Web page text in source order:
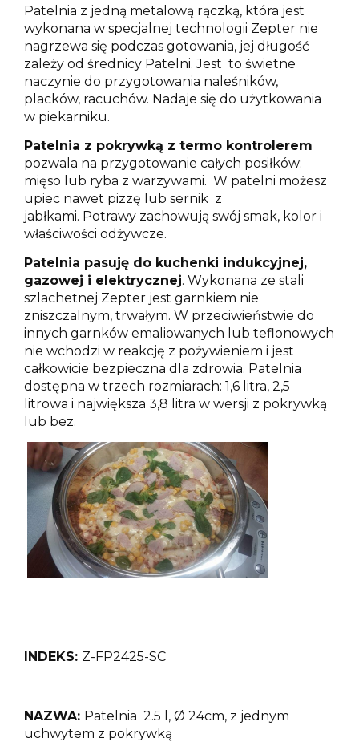
Patelnia z jedną metalową rączką, która jest
wykonana w specjalnej technologii Zepter nie
nagrzewa się podczas gotowania, jej długość
zależy od średnicy Patelni. Jest to świetne
naczynie do przygotowania naleśników,
placków, racuchów. Nadaje się do użytkowania
w piekarniku.
Patelnia z pokrywką z termo kontrolerem
pozwala na przygotowanie całych posiłków:
mięso lub ryba z warzywami. W patelni możesz
upiec nawet pizzę lub sernik z
jabłkami. Potrawy zachowują swój smak, kolor i
właściwości odżywcze.
Patelnia pasuję do kuchenki indukcyjnej,
gazowej i elektrycznej. Wykonana ze stali
szlachetnej Zepter jest garnkiem nie
zniszczalnym, trwałym. W przeciwieństwie do
innych garnków emaliowanych lub teflonowych
nie wchodzi w reakcję z pożywieniem i jest
całkowicie bezpieczna dla zdrowia. Patelnia
dostępna w trzech rozmiarach: 1,6 litra, 2,5
litrowa i największa 3,8 litra w wersji z pokrywką
lub bez.
INDEKS: Z-FP2425-SC
NAZWA: Patelnia 2.5 l, Ø 24cm, z jednym
uchwytem z pokrywką